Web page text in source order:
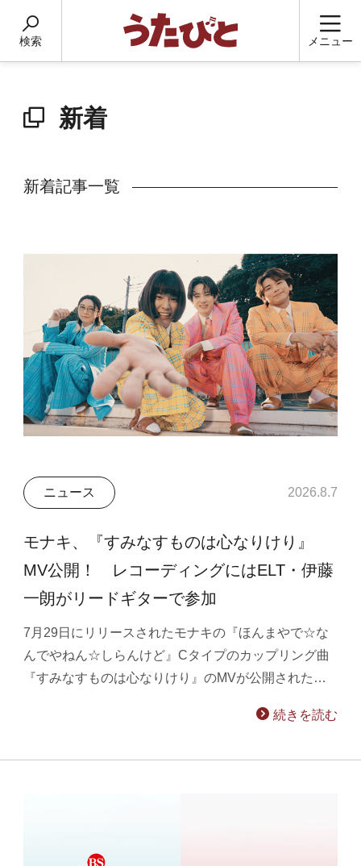
検索 メニュー
新着
新着記事一覧
ニュース 2026.8.7
モナキ、『すみなすものは心なりけり』
MV公開！ レコーディングにはELT・伊藤
一朗がリードギターで参加
7月29日にリリースされたモナキの『ほんまやで☆な
んでやねん☆しらんけど』Cタイプのカップリング曲
『すみなすものは心なりけり』のMVが公開された…
続きを読む